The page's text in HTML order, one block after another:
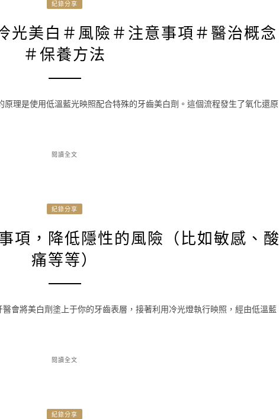
紀錄分享
光美白＃風險＃注意事項＃醫治概念
＃保養方法
理是使用低溫藍光映照配合特殊的牙齒美白劑。這個流程發生了氧化還原
閱讀全文
紀錄分享
項，降低隱性的風險（比如敏感、酸
痛等等）
會將美白劑塗上于你的牙齒表層，接著利用冷光燈執行映照，經由低溫藍
閱讀全文
紀錄分享